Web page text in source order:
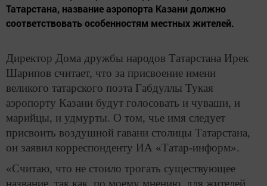
Татарстана, название аэропорта Казани должно
соответствовать особенностям местных жителей.
Директор Дома дружбы народов Татарстана Ирек
Шарипов считает, что за присвоение имени
великого татарского поэта Габдуллы Тукая
аэропорту Казани будут голосовать и чуваши, и
марийцы, и удмурты. О том, чье имя следует
присвоить воздушной гавани столицы Татарстана,
он заявил корреспонденту ИА «Татар-информ».
«Считаю, что не стоило трогать существующее